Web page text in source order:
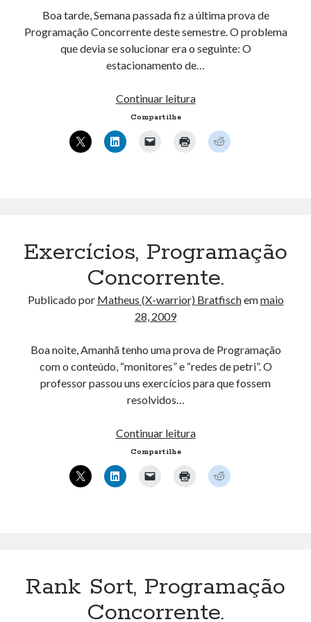
Boa tarde, Semana passada fiz a última prova de
Programação Concorrente deste semestre. O problema
que devia se solucionar era o seguinte: O
estacionamento de…
Continuar leituraExercício
Java,
Programação
Compartilhe
Exercícios, Programação
Concorrente.
Publicado por Matheus (X-warrior) Bratfischemmaio
28, 2009
Boa noite, Amanhã tenho uma prova de Programação
com o conteúdo, “monitores” e “redes de petri”. O
professor passou uns exercícios para que fossem
resolvidos…
Continuar leituraExercícios,
Concorrente.
Compartilhe
Rank Sort, Programação
Concorrente.